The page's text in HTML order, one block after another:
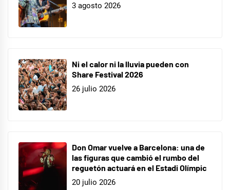
3 agosto 2026
Ni el calor ni la lluvia pueden con
Share Festival 2026
26 julio 2026
Don Omar vuelve a Barcelona: una de
las figuras que cambió el rumbo del
reguetón actuará en el Estadi Olímpic
20 julio 2026